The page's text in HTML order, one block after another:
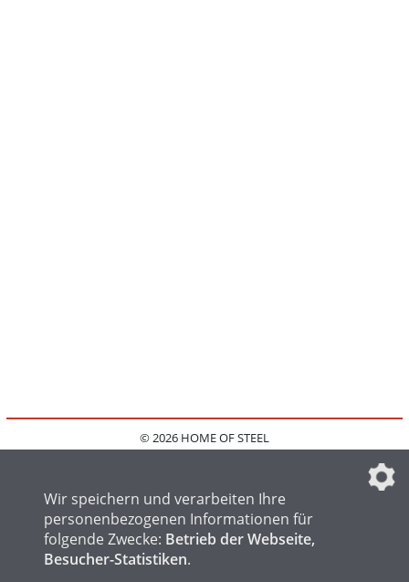
© 2026 HOME OF STEEL
IMPRESSUM
FAQ
DATENSCHUTZEINSTELLUNGEN
Wir speichern und verarbeiten Ihre
personenbezogenen Informationen für
folgende Zwecke: Betrieb der Webseite,
Besucher-Statistiken.